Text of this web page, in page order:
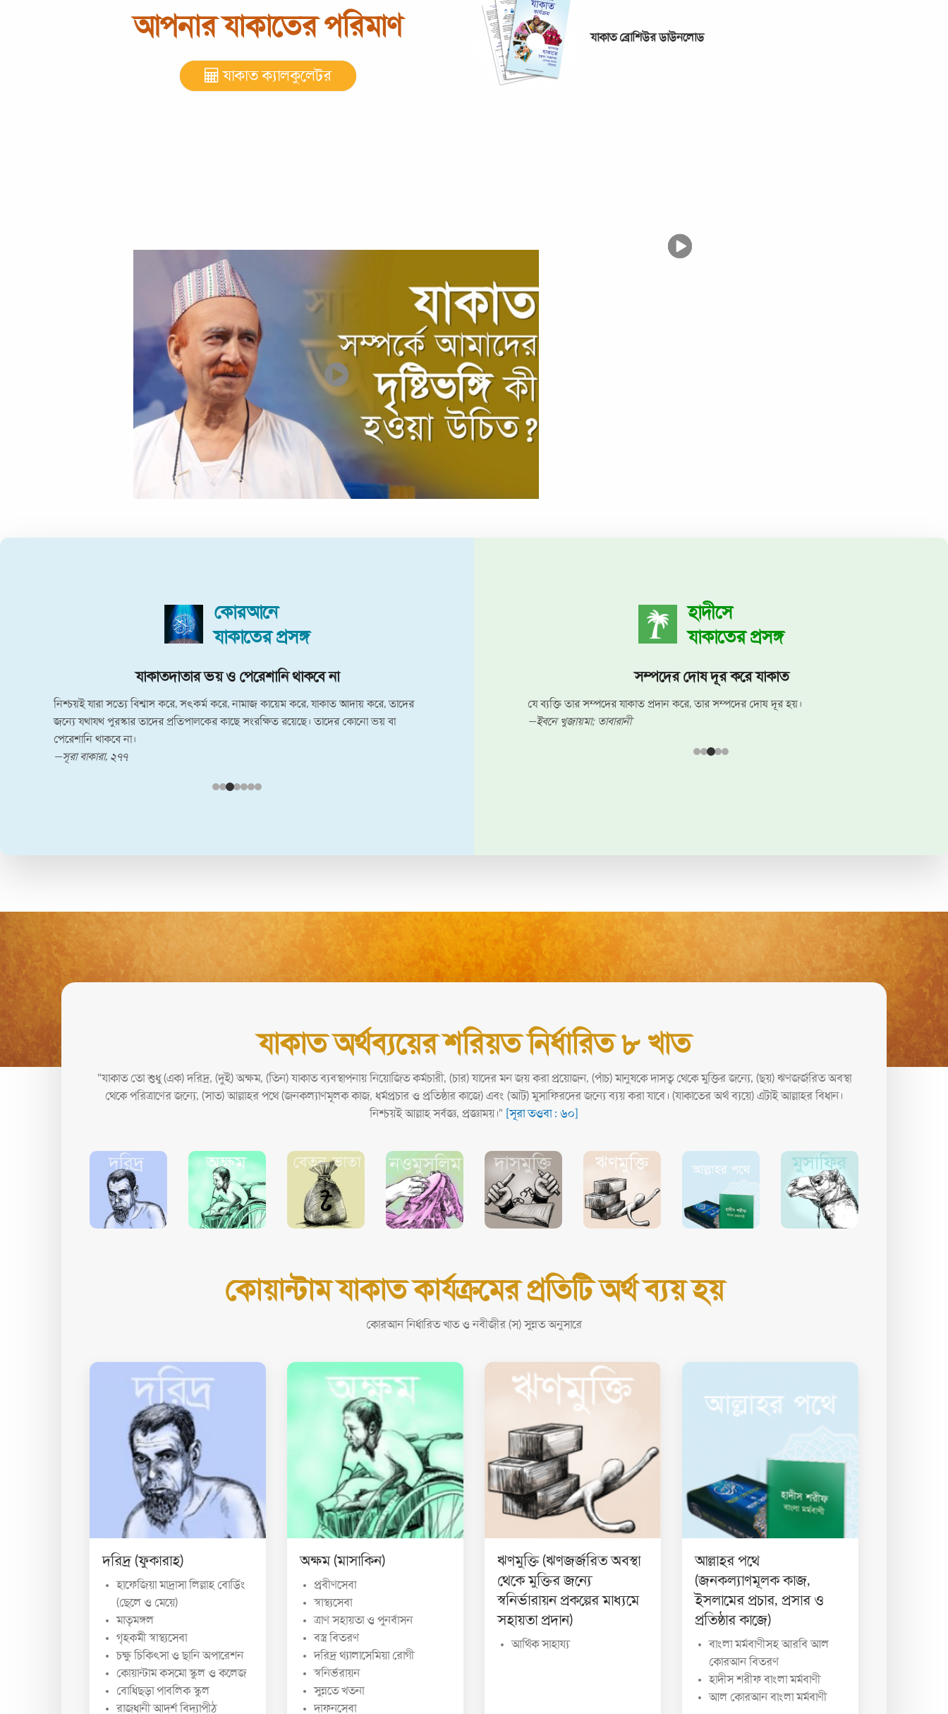
আপনার যাকাতের পরিমাণ
যাকাত ক্যালকুলেটর
যাকাত ব্রোশিউর ডাউনলোড
কোরআনে
যাকাতের প্রসঙ্গ
যাকাতের সত্যিকার গ্রহীতা স্বয়ং আল্লাহ
ওরা কি জানে না যে, একমাত্র আল্লাহই তাঁর বান্দাদের তওবা কবুল করতে পারেন? নিশ্চয়ই তিনি
যাকাতের (সত্যিকার) গ্রহীতা এবং বান্দার তওবা কবুলকারী ও তার ওপর করুণাবর্ষণকারী।
—সূরা তওবা : ১০৪
হাদীসে
যাকাতের প্রসঙ্গ
নারীদের প্রতি যাকাতের আহ্বান
হে নারীরা! অলংকারসহ তোমরা তোমাদের সম্পদের যাকাত আদায় করো।
—জয়নব (রা); মেশকাত
যাকাত অর্থব্যয়ের শরিয়ত নির্ধারিত ৮ খাত
"যাকাত তো শুধু (এক) দরিদ্র, (দুই) অক্ষম, (তিন) যাকাত ব্যবস্থাপনায় নিয়োজিত কর্মচারী, (চার) যাদের মন জয় করা প্রয়োজন, (পাঁচ) মানুষকে দাসত্ব থেকে মুক্তির জন্যে, (ছয়) ঋণজর্জরিত অবস্থা
থেকে পরিত্রাণের জন্যে, (সাত) আল্লাহর পথে (জনকল্যাণমূলক কাজ, ধর্মপ্রচার ও প্রতিষ্ঠার কাজে) এবং (আট) মুসাফিরদের জন্যে ব্যয় করা যাবে। (যাকাতের অর্থ ব্যয়ে) এটাই আল্লাহর বিধান।
নিশ্চয়ই আল্লাহ সর্বজ্ঞ, প্রজ্ঞাময়।" [সূরা তওবা : ৬০]
কোয়ান্টাম যাকাত কার্যক্রমের প্রতিটি অর্থ ব্যয় হয়
কোরআন নির্ধারিত খাত ও নবীজীর (স) সুন্নত অনুসারে
দরিদ্র (ফুকারাহ)
হাফেজিয়া মাদ্রাসা লিল্লাহ বোর্ডিং
(ছেলে ও মেয়ে)
মাতৃমঙ্গল
গৃহকর্মী স্বাস্থ্যসেবা
চক্ষু চিকিৎসা ও ছানি অপারেশন
কোয়ান্টাম কসমো স্কুল ও কলেজ
বোধিছড়া পাবলিক স্কুল
রাজধানী আদর্শ বিদ্যাপীঠ
অক্ষম (মাসাকিন)
প্রবীণসেবা
স্বাস্থ্যসেবা
ত্রাণ সহায়তা ও পুনর্বাসন
বস্ত্র বিতরণ
দরিদ্র থ্যালাসেমিয়া রোগী
স্বনির্ভরায়ন
সুন্নতে খতনা
দাফনসেবা
ঋণমুক্তি (ঋণজর্জরিত অবস্থা
থেকে মুক্তির জন্যে
স্বনির্ভারায়ন প্রকল্পের মাধ্যমে
সহায়তা প্রদান)
আর্থিক সাহায্য
আল্লাহর পথে
(জনকল্যাণমূলক কাজ,
ইসলামের প্রচার, প্রসার ও
প্রতিষ্ঠার কাজে)
বাংলা মর্মবাণীসহ আরবি আল
কোরআন বিতরণ
হাদীস শরীফ বাংলা মর্মবাণী
আল কোরআন বাংলা মর্মবাণী